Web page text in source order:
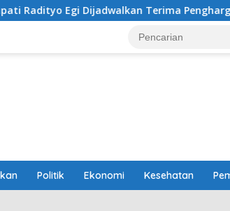
Terima Penghargaan dari HKBP
Politik Ekonomi Kesehatan